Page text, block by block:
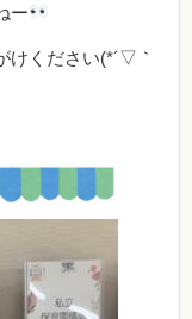
ー
けください(*´▽｀